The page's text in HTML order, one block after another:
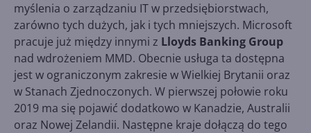
myślenia o zarządzaniu IT w przedsiębiorstwach,
zarówno tych dużych, jak i tych mniejszych. Microsoft
pracuje już między innymi z Lloyds Banking Group
nad wdrożeniem MMD. Obecnie usługa ta dostępna
jest w ograniczonym zakresie w Wielkiej Brytanii oraz
w Stanach Zjednoczonych. W pierwszej połowie roku
2019 ma się pojawić dodatkowo w Kanadzie, Australii
oraz Nowej Zelandii. Następne kraje dołączą do tego